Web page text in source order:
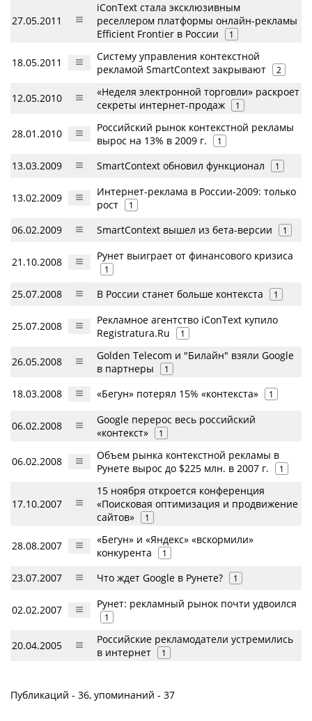
27.05.2011
iConText стала эксклюзивным
реселлером платформы онлайн-рекламы
Efficient Frontier в России
1
18.05.2011
Систему управления контекстной
рекламой SmartContext закрывают
2
12.05.2010
«Неделя электронной торговли» раскроет
секреты интернет-продаж
1
28.01.2010
Российский рынок контекстной рекламы
вырос на 13% в 2009 г.
1
13.03.2009 SmartContext обновил функционал 1
13.02.2009
Интернет-реклама в России-2009: только
рост
1
06.02.2009 SmartContext вышел из бета-версии 1
21.10.2008 Рунет выиграет от финансового кризиса
1
25.07.2008 В России станет больше контекста 1
25.07.2008
Рекламное агентство iConText купило
Registratura.Ru
1
26.05.2008
Golden Telecom и "Билайн" взяли Google
в партнеры
1
18.03.2008 «Бегун» потерял 15% «контекста» 1
06.02.2008
Google перерос весь российский
«контекст»
1
06.02.2008
Объем рынка контекстной рекламы в
Рунете вырос до $225 млн. в 2007 г.
1
17.10.2007
15 ноября откроется конференция
«Поисковая оптимизация и продвижение
сайтов»
1
28.08.2007
«Бегун» и «Яндекс» «вскормили»
конкурента
1
23.07.2007 Что ждет Google в Рунете? 1
02.02.2007 Рунет: рекламный рынок почти удвоился
1
20.04.2005
Российские рекламодатели устремились
в интернет
1
Публикаций - 36, упоминаний - 37